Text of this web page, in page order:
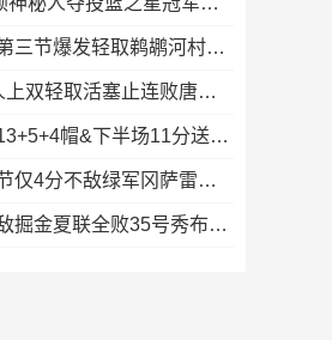
🏀夏联-步行者第三节爆发轻取鹈鹕河村勇辉5+5+12斯劳森22分
🏀夏联-热火5人上双轻取活塞止连败唐纳森20+8+10奥科里27分
🏀夏联-杨瀚森13+5+4帽&下半场11分送惊艳妙传开拓者力克掘金
🏀夏联-国王首节仅4分不敌绿军冈萨雷斯24+10+5塞纳克10+12
🏀夏联-雷霆不敌掘金夏联全败35号秀布拉齐尔32+6马拉14+7+6